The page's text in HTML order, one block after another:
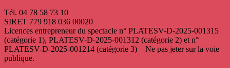
Tél. 04 78 58 73 10
SIRET 779 918 036 00020
Licences entrepreneur du spectacle n° PLATESV-D-2025-001315
(catégorie 1), PLATESV-D-2025-001312 (catégorie 2) et n°
PLATESV-D-2025-001214 (catégorie 3) – Ne pas jeter sur la voie
publique.